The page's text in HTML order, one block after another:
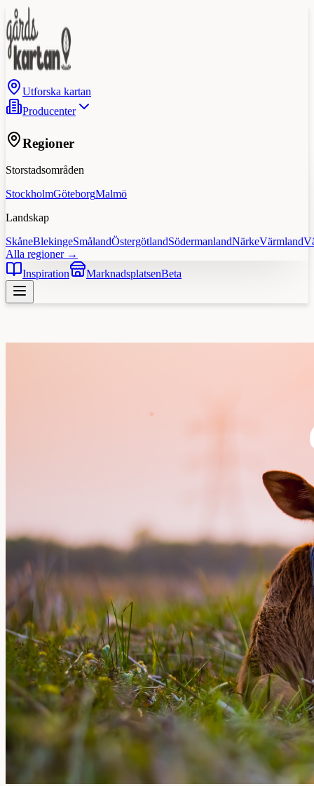
Utforska kartan
Producenter
Regioner
Storstadsområden
StockholmGöteborgMalmö
Landskap
SkåneBlekingeSmålandÖstergötlandSödermanlandNärkeVärmland
Alla regioner →
Inspiration
MarknadsplatsenBeta